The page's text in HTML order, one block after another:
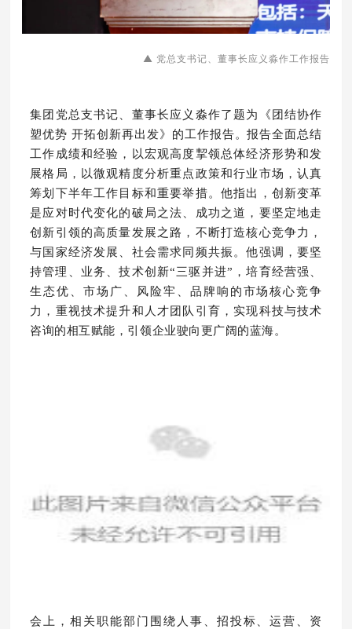
▲ 党总支书记、董事长应义淼作工作报告
集团党总支书记、董事长应义淼作了题为《团结协作
塑优势 开拓创新再出发》的工作报告。报告全面总结
工作成绩和经验，以宏观高度挈领总体经济形势和发
展格局，以微观精度分析重点政策和行业市场，认真
筹划下半年工作目标和重要举措。他指出，创新变革
是应对时代变化的破局之法、成功之道，要坚定地走
创新引领的高质量发展之路，不断打造核心竞争力，
与国家经济发展、社会需求同频共振。他强调，要坚
持管理、业务、技术创新“三驱并进”，培育经营强、
生态优、市场广、风险牢、品牌响的市场核心竞争
力，重视技术提升和人才团队引育，实现科技与技术
咨询的相互赋能，引领企业驶向更广阔的蓝海。
会上，相关职能部门围绕人事、招投标、运营、资